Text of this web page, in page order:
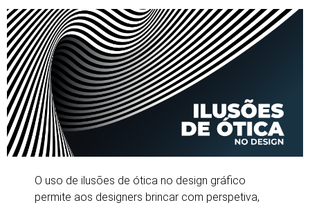
O uso de ilusões de ótica no design gráfico
permite aos designers brincar com perspetiva,